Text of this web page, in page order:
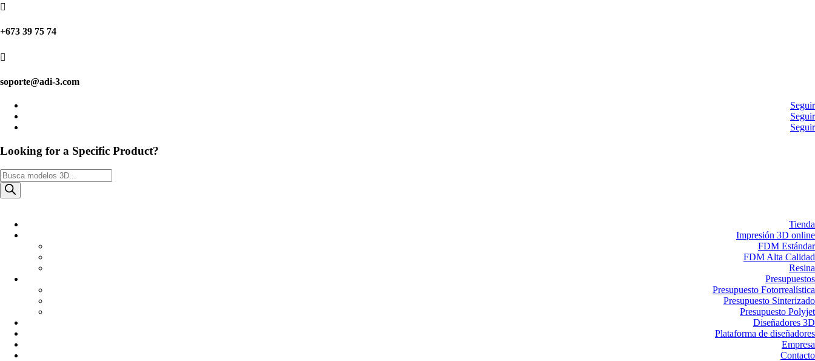

+673 39 75 74

soporte@adi-3.com
Seguir
Seguir
Seguir
Looking for a Specific Product?
Búsqueda
de
productos
Tienda
Impresión 3D online
FDM Estándar
FDM Alta Calidad
Resina
Presupuestos
Presupuesto Fotorrealística
Presupuesto Sinterizado
Presupuesto Polyjet
Diseñadores 3D
Plataforma de diseñadores
Empresa
Contacto